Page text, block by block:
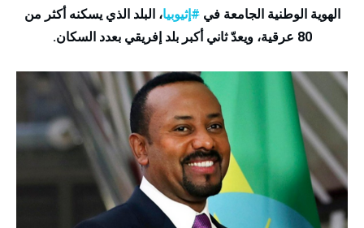
الهوية الوطنية الجامعة في#إثيوبيا، البلد الذي يسكنه أكثر من
80 عرقية، ويعدّ ثاني أكبر بلد إفريقي بعدد السكان.